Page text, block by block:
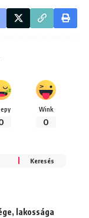
Wink
0
lakossága